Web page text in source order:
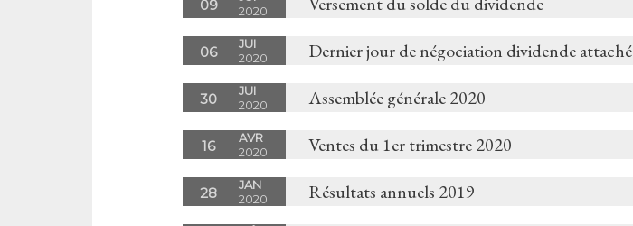
09
2020
06
JUI
2020
Dernier jour de négociation dividende attaché
30
JUI
2020
Assemblée générale 2020
16
AVR
2020
Ventes du 1er trimestre 2020
28
JAN
2020
Résultats annuels 2019